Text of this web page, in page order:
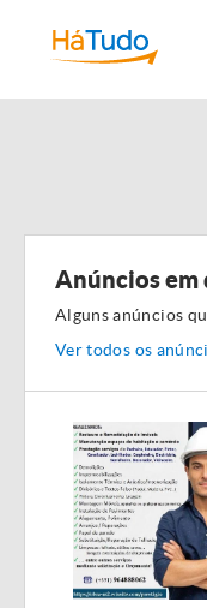
Anúncios em
Alguns anúncios
Ver todos os